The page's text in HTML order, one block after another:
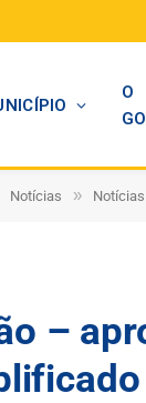
O
Notícias »
–